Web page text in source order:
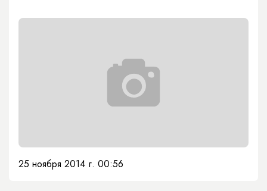
25 ноября 2014 г. 00:56